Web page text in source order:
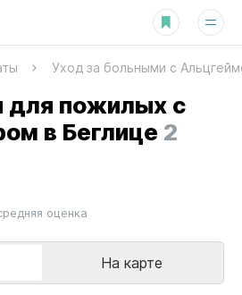
Уход за больными с
для пожилых с
в Беглице 2
оценка
На карте